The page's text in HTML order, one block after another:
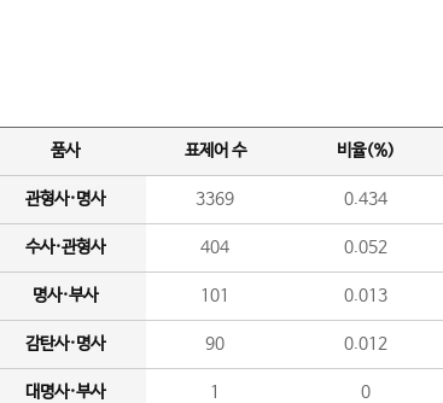
품사 표제어 수 비율(%)
관형사·명사 3369 0.434
수사·관형사 404 0.052
명사·부사 101 0.013
감탄사·명사 90 0.012
대명사·부사 1 0